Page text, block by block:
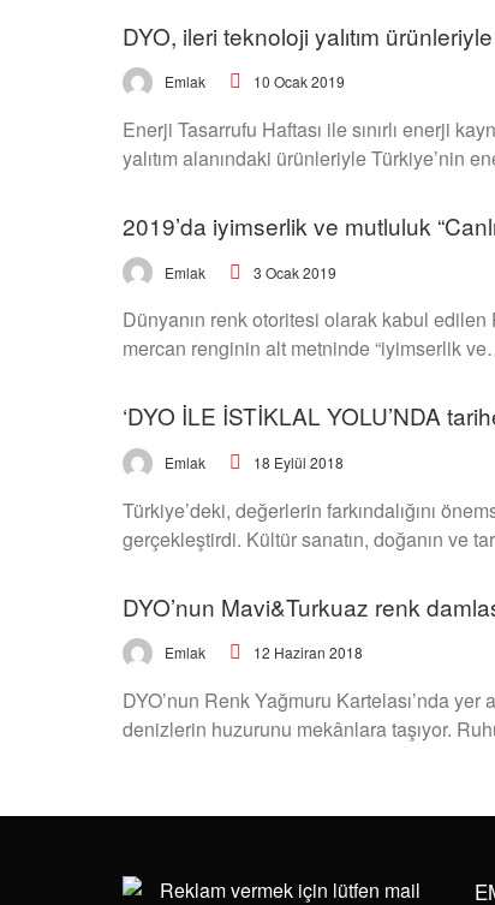
DYO, ileri teknoloji yalıtım
Emlak 10 Ocak 2019
Enerji Tasarrufu Haftası ile sınırlı enerji
yalıtım alanındaki ürünleriyle Türkiye’nin
2019’da iyimserlik ve mutluluk
Emlak 3 Ocak 2019
Dünyanın renk otoritesi olarak kabul edilen
mercan renginin alt metninde “iyimserlik
‘DYO İLE İSTİKLAL YOLU’NDA
Emlak 18 Eylül 2018
Türkiye’deki, değerlerin farkındalığını
gerçekleştirdi. Kültür sanatın, doğanın ve
DYO’nun Mavi&Turkuaz renk
Emlak 12 Haziran 2018
DYO’nun Renk Yağmuru Kartelası’nda
denizlerin huzurunu mekânlara taşıyor.